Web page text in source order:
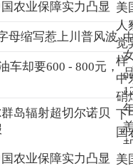
面，由于制裁政策，主
肥进口渠道，失去了重
氨工厂所需天然气采购
的高位，导致吨氨生产
置只能处于长期闲置状
美
人
觉
样
中
硝
下
国
业
3
美